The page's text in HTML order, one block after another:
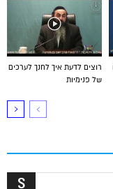
רוצים לדעת איך לחנך לערכים
של פנימיות